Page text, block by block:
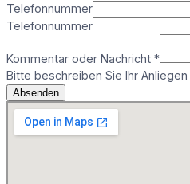
Telefonnummer
Telefonnummer
Kommentar oder Nachricht *
Bitte beschreiben Sie Ihr Anliegen
Absenden